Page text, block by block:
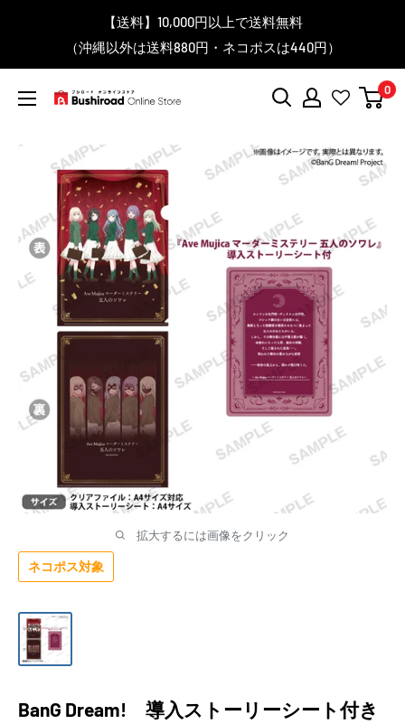
▼送料をおトクにお買物する方法をご紹介♪
【こちらをクリック】
【送料】10,000円以上で送料無料
（沖縄以外は送料880円・ネコポスは440円）
＼予約受付中！／
BanG Dream! ちゃむりぃ みに Ave Mujica 鮮美透涼 ver.販売
中！
▼「作品・ブランドから探す」で
欲しい商品を手に入れよう！
▼スムーズに商品を探すなら、
「カテゴリーから探す」を活用しよう！
▼お気に入り登録機能を活用しよう♪
【こちらをクリック】
ブ
ー
ド
オ
ン
ラ
イ
ン
ス
ト
ア
0
拡大するには画像をクリック
ネコポス対象
BanG Dream! 導入ストーリーシート付き